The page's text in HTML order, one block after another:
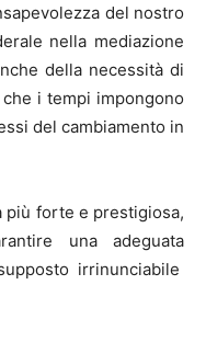
del nostro
nella mediazione
della necessità di
i tempi impongono
del cambiamento in
più forte e prestigiosa,
una adeguata
irrinunciabile